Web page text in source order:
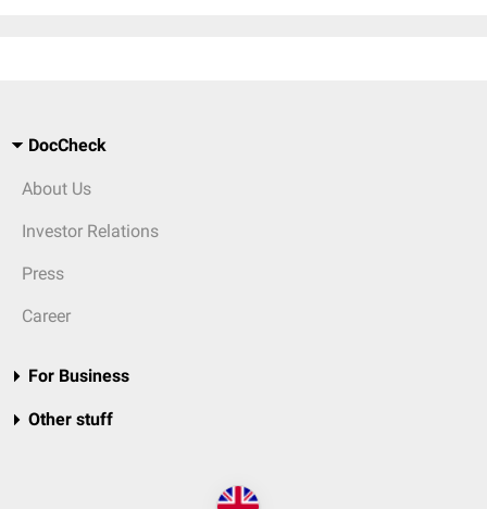
DocCheck
About Us
Investor Relations
Press
Career
For Business
Other stuff